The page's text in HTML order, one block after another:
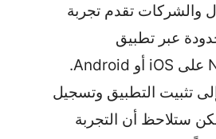
والشركات تقدم تجربة
عبر تطبيق
NordVPN على iOS أو Android.
تثبيت التطبيق وتسجيل
ستلاحظ أن التجربة